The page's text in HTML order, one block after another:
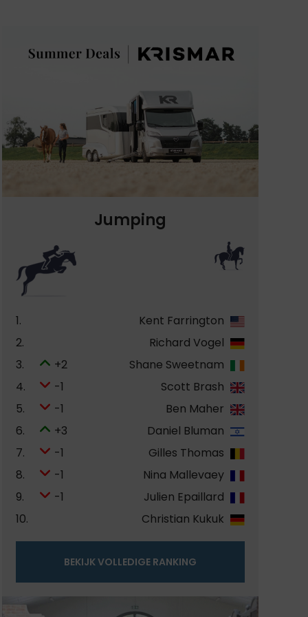
Jumping
1.
Kent Farrington
2.
Richard Vogel
3.
+2
Shane Sweetnam
4.
-1
Scott Brash
5.
-1
Ben Maher
6.
+3
Daniel Bluman
7.
-1
Gilles Thomas
8.
-1
Nina Mallevaey
9.
-1
Julien Epaillard
10.
Christian Kukuk
BEKIJK VOLLEDIGE RANKING